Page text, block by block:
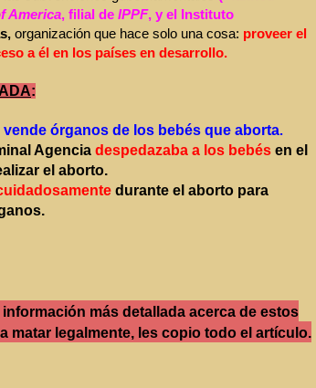
America, filial de IPPF, y el Instituto
organización que hace solo una cosa: proveer el
a él en los países en desarrollo.
:
vende órganos de los bebés que aborta.
Agencia despedazaba a los bebés en el
el aborto.
durante el aborto para
más detallada acerca de estos
matar legalmente, les copio todo el artículo.